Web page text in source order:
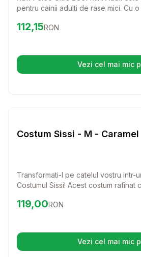
pentru cainii adulti de rase mici. Cu
asigura o alimentatie echilibrata si
Preț:112.15
112,15RON
Vezi cel mai mic
(se
Costum Sissi - M - Caramel
Transformati-l pe catelul vostru intr-
Costumul Sissi! Acest costum rafinat
Preț:119.00
119,00RON
Vezi cel mai mic
(se